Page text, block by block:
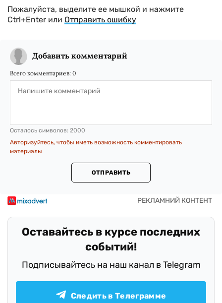
Пожалуйста, выделите ее мышкой и нажмите
Ctrl+Enter или Отправить ошибку
Добавить комментарий
Всего комментариев: 0
Осталось символов: 2000
Авторизуйтесь, чтобы иметь возможность комментировать
материалы
ОТПРАВИТЬ
Оставайтесь в курсе последних
событий!
Подписывайтесь на наш канал в Telegram
Следить в Телеграмме